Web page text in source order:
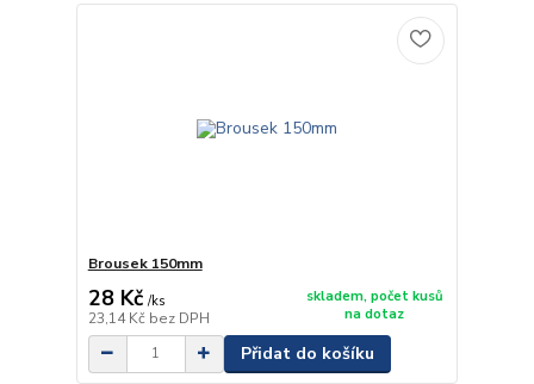
Brousek 150mm
28 Kč /ks
23,14 Kč bez DPH
skladem, počet kusů
na dotaz
Přidat do košíku